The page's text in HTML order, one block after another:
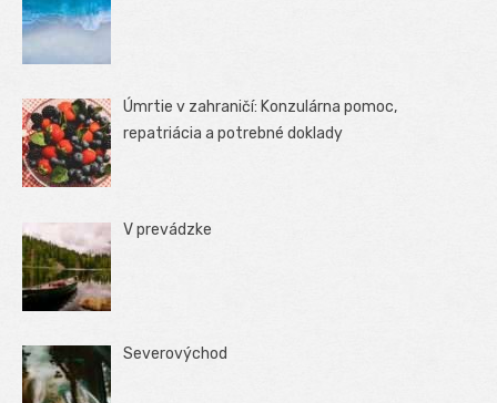
Úmrtie v zahraničí: Konzulárna pomoc,
repatriácia a potrebné doklady
V prevádzke
Severovýchod